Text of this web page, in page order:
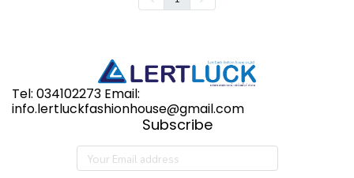
Tel: 034102273 Email:
info.lertluckfashionhouse@gmail.com
Subscribe